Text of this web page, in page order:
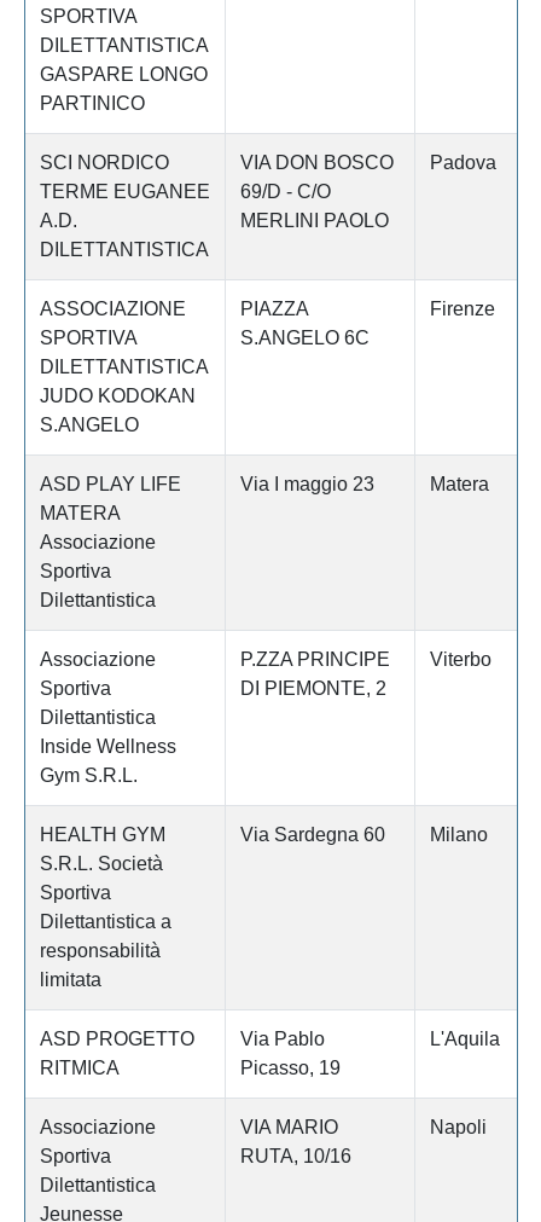
SPORTIVA
DILETTANTISTICA
GASPARE LONGO
PARTINICO
SCI NORDICO
TERME EUGANEE
A.D.
DILETTANTISTICA
VIA DON BOSCO
69/D - C/O
MERLINI PAOLO
Padova
ASSOCIAZIONE
SPORTIVA
DILETTANTISTICA
JUDO KODOKAN
S.ANGELO
PIAZZA
S.ANGELO 6C
Firenze
ASD PLAY LIFE
MATERA
Associazione
Sportiva
Dilettantistica
Via I maggio 23 Matera
Associazione
Sportiva
Dilettantistica
Inside Wellness
Gym S.R.L.
P.ZZA PRINCIPE
DI PIEMONTE, 2
Viterbo
HEALTH GYM
S.R.L. Società
Sportiva
Dilettantistica a
responsabilità
limitata
Via Sardegna 60 Milano
ASD PROGETTO
RITMICA
Via Pablo
Picasso, 19
L'Aquila
Associazione
Sportiva
Dilettantistica
Jeunesse
VIA MARIO
RUTA, 10/16
Napoli